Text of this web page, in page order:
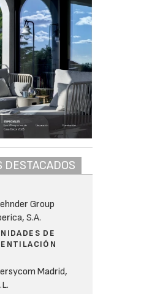
DESTACADOS
Group
S.A.
DE
Madrid,